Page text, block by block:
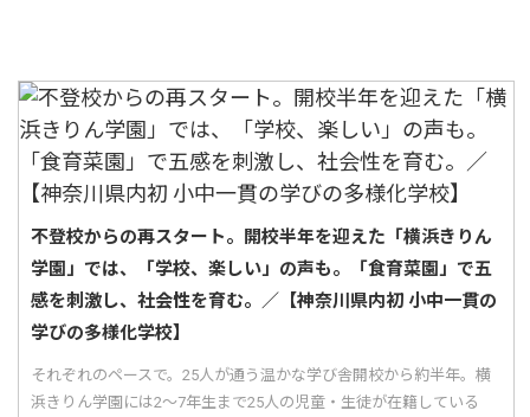
不登校からの再スタート。開校半年を迎えた「横浜きりん
学園」では、「学校、楽しい」の声も。「食育菜園」で五
感を刺激し、社会性を育む。／【神奈川県内初 小中一貫の
学びの多様化学校】
それぞれのペースで。25人が通う温かな学び舎開校から約半年。横
浜きりん学園には2〜7年生まで25人の児童・生徒が在籍している